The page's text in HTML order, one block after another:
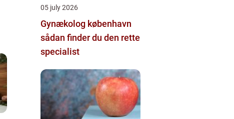
05 july 2026
Gynækolog københavn
sådan finder du den rette
specialist